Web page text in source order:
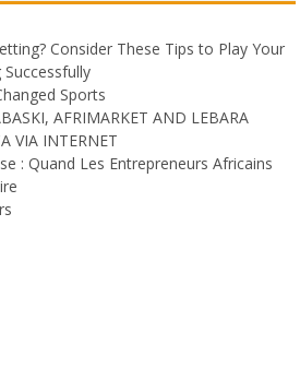
Consider These Tips to Play Your
Sports
AFRIMARKET AND LEBARA
VIA INTERNET
: Quand Les Entrepreneurs Africains